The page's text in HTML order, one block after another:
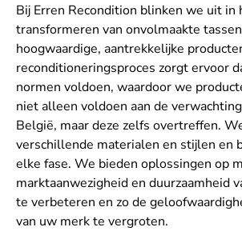
Bij Erren Recondition blinken we uit in
transformeren van onvolmaakte
hoogwaardige, aantrekkelijke
reconditioneringsproces zorgt ervoor
normen voldoen, waardoor we
niet alleen voldoen aan de
België, maar deze zelfs overtreffen.
verschillende materialen en stijlen en
elke fase. We bieden oplossingen op
marktaanwezigheid en duurzaamheid
te verbeteren en zo de
van uw merk te vergroten.